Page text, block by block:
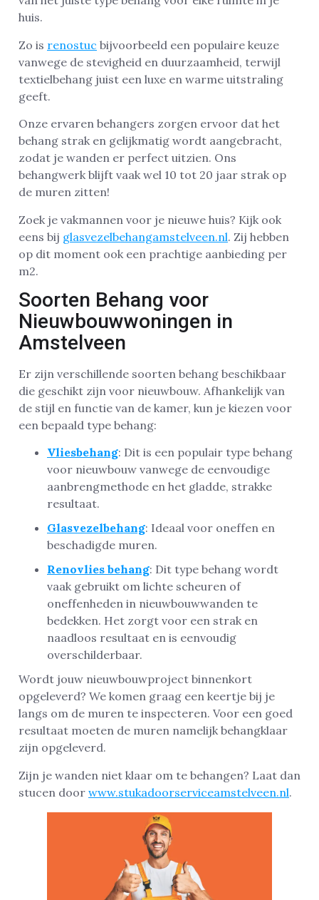
huis.
Zo is renostuc bijvoorbeeld een populaire keuze
vanwege de stevigheid en duurzaamheid, terwijl
textielbehang juist een luxe en warme uitstraling
geeft.
Onze ervaren behangers zorgen ervoor dat het
behang strak en gelijkmatig wordt aangebracht,
zodat je wanden er perfect uitzien. Ons
behangwerk blijft vaak wel 10 tot 20 jaar strak op
de muren zitten!
Zoek je vakmannen voor je nieuwe huis? Kijk ook
eens bij glasvezelbehangamstelveen.nl. Zij hebben
op dit moment ook een prachtige aanbieding per
m2.
Soorten Behang voor
Nieuwbouwwoningen in
Amstelveen
Er zijn verschillende soorten behang beschikbaar
die geschikt zijn voor nieuwbouw. Afhankelijk van
de stijl en functie van de kamer, kun je kiezen voor
een bepaald type behang:
Vliesbehang: Dit is een populair type behang
voor nieuwbouw vanwege de eenvoudige
aanbrengmethode en het gladde, strakke
resultaat.
Glasvezelbehang: Ideaal voor oneffen en
beschadigde muren.
Renovlies behang: Dit type behang wordt
vaak gebruikt om lichte scheuren of
oneffenheden in nieuwbouwwanden te
bedekken. Het zorgt voor een strak en
naadloos resultaat en is eenvoudig
overschilderbaar.
Wordt jouw nieuwbouwproject binnenkort
opgeleverd? We komen graag een keertje bij je
langs om de muren te inspecteren. Voor een goed
resultaat moeten de muren namelijk behangklaar
zijn opgeleverd.
Zijn je wanden niet klaar om te behangen? Laat dan
stucen door www.stukadoorserviceamstelveen.nl.